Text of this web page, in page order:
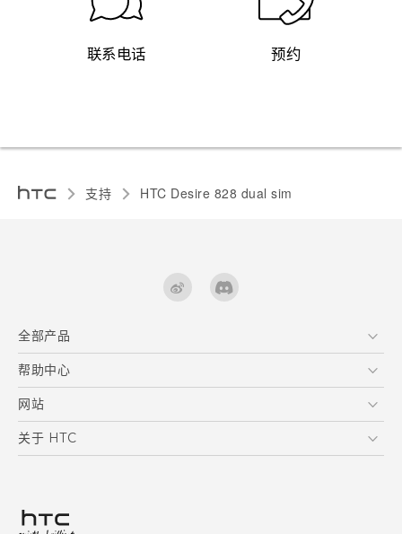
联系电话 预约
支持 HTC Desire 828 dual sim‎
全部产品
区块链智能手机
VIVE
帮助中心
在线客服
支援与服务
产品保固说明
网站
HTC Dev
关于 HTC
投资人